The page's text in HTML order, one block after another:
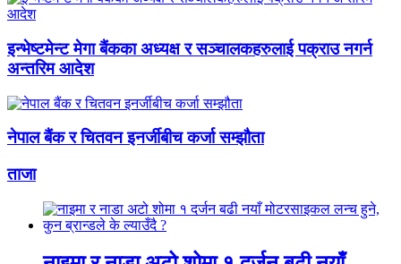
इन्भेष्टमेन्ट मेगा बैंकका अध्यक्ष र सञ्चालकहरुलाई पक्राउ नगर्न
अन्तरिम आदेश
नेपाल बैंक र चितवन इनर्जीबीच कर्जा सम्झौता
ताजा